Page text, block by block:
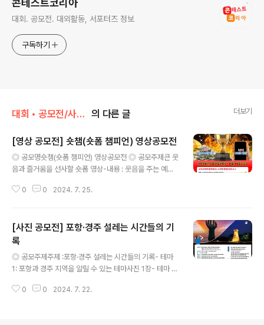
콘테스트코리아
대회. 공모전. 대외활동, 서포터즈 정보
구독하기
대회 • 공모전/사진 • 영상 의 다른 글 더보기
[영상 공모전] 숏챔(숏폼 챔피언) 영상공모전
◎ 공모명숏챔(숏폼 챔피언) 영상공모전 ◎ 공모주제큰 웃
음과 즐거움을 선사할 숏폼 영상-내용 : 웃음을 주는 예술
거리, 즐길거리즐거운 일상 스토리, 드라마, 특별한 순간,
8.14-1차 서면 심사 – 8.15 ~ 8.31-2차 현장 심사 및 시
상 – 9.20 *장소 및 시간 추후 공지 ◎ 응모대상누구나 ◎
출품수량개인(팀) 당 1작품 제한- 팀으로 응모하는 경우 대
표자 1인이 작품 접수 진행(팀명도 함께 기재) ◎ 작품규격
세로형 영상 (1,080*1,..
0 0 2024. 7. 25.
[사진 공모전] 포항·경주 설레는 시간들의 기
록
◎ 공모주제주제 :포항·경주 설레는 시간들의 기록- 테마
1: 포항과 경주 지역을 알릴 수 있는 테마사진 1장- 테마 2
마별 각 1점씩 총 2점 제출 필수 ◎ 참가자격포항경주공항
0 0 2024. 7. 22.